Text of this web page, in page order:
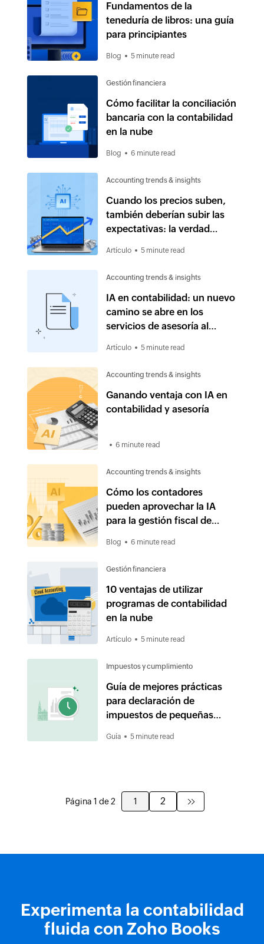
Fundamentos de la
teneduría de libros: una guía
para principiantes
Blog 5 minute read
Gestión financiera
Cómo facilitar la conciliación
bancaria con la contabilidad
en la nube
Blog 6 minute read
Accounting trends & insights
Cuando los precios suben,
también deberían subir las
expectativas: la verdad
Artículo 5 minute read
Accounting trends & insights
IA en contabilidad: un nuevo
camino se abre en los
servicios de asesoría al
Artículo 5 minute read
Accounting trends & insights
Ganando ventaja con IA en
contabilidad y asesoría
6 minute read
Accounting trends & insights
Cómo los contadores
pueden aprovechar la IA
para la gestión fiscal de
Blog 6 minute read
Gestión financiera
10 ventajas de utilizar
programas de contabilidad
en la nube
Artículo 5 minute read
Impuestos y cumplimiento
Guía de mejores prácticas
para declaración de
impuestos de pequeñas
Guía 5 minute read
Página 1 de 2 1 2
Experimenta la contabilidad
fluida con Zoho Books